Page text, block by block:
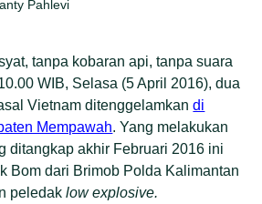
Pahlevi
tanpa kobaran api, tanpa suara
WIB, Selasa (5 April 2016), dua
Vietnam ditenggelamkandi
Mempawah. Yang melakukan
ditangkap akhir Februari 2016 ini
Bom dari Brimob Polda Kalimantan
peledaklow explosive.